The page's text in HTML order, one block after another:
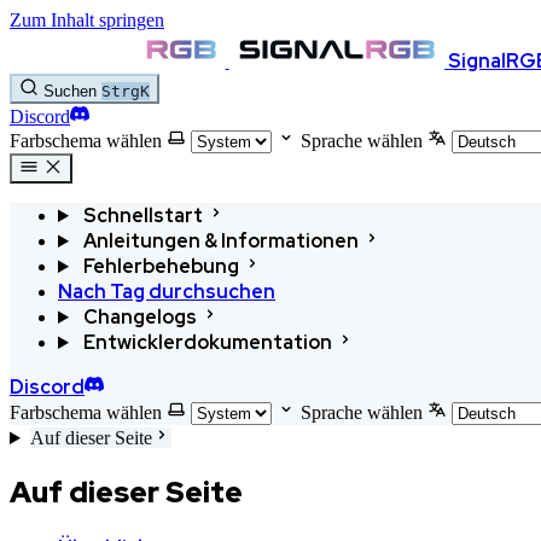
Zum Inhalt springen
Suchen StrgK
Discord
Farbschema wählen
Sprache wählen
Schnellstart
Anleitungen & Informationen
Fehlerbehebung
Nach Tag durchsuchen
Changelogs
Entwicklerdokumentation
Discord
Farbschema wählen
Sprache wählen
Auf dieser Seite
Auf dieser Seite